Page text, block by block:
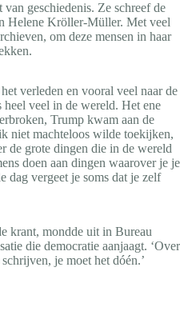
geschiedenis. Ze schreef de
Helene Kröller-Müller. Met veel
om deze mensen in haar
verleden en vooral veel naar de
heel veel in de wereld. Het ene
Trump kwam aan de
niet machteloos wilde toekijken,
de grote dingen die in de wereld
doen aan dingen waarover je je
dag vergeet je soms dat je zelf
krant, mondde uit in Bureau
die democratie aanjaagt. ‘Over
je moet het dóén.’